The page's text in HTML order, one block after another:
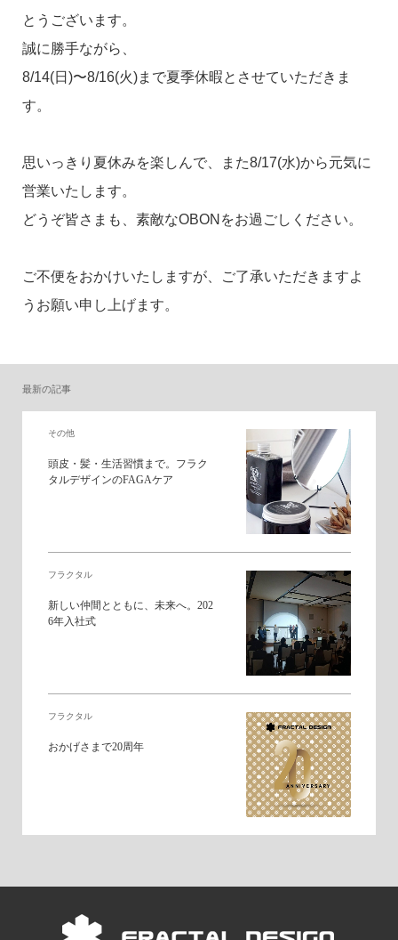
とうございます。
誠に勝手ながら、
8/14(日)〜8/16(火)まで夏季休暇とさせていただきま
す。
思いっきり夏休みを楽しんで、また8/17(水)から元気に
営業いたします。
どうぞ皆さまも、素敵なOBONをお過ごしください。
ご不便をおかけいたしますが、ご了承いただきますよ
うお願い申し上げます。
最新の記事
その他
頭皮・髪・生活習慣まで。フラク
タルデザインのFAGAケア
フラクタル
新しい仲間とともに、未来へ。202
6年入社式
フラクタル
おかげさまで20周年